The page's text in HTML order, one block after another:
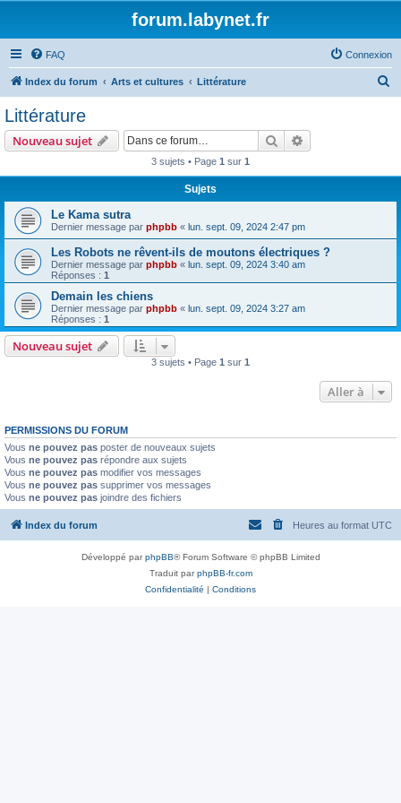
forum.labynet.fr
FAQ Connexion
Index du forum Arts et cultures Littérature
Littérature
Nouveau sujet Rechercher
3 sujets • Page 1 sur 1
Sujets
Le Kama sutra
Dernier message par phpbb « lun. sept. 09, 2024 2:47 pm
Les Robots ne rêvent-ils de moutons électriques ?
Dernier message par phpbb « lun. sept. 09, 2024 3:40 am
Réponses : 1
Demain les chiens
Dernier message par phpbb « lun. sept. 09, 2024 3:27 am
Réponses : 1
Nouveau sujet
3 sujets • Page 1 sur 1
Aller à
PERMISSIONS DU FORUM
Vous ne pouvez pas poster de nouveaux sujets
Vous ne pouvez pas répondre aux sujets
Vous ne pouvez pas modifier vos messages
Vous ne pouvez pas supprimer vos messages
Vous ne pouvez pas joindre des fichiers
Index du forum Heures au format UTC
Développé parphpBB® Forum Software © phpBB Limited
Traduit parphpBB-fr.com
Confidentialité | Conditions